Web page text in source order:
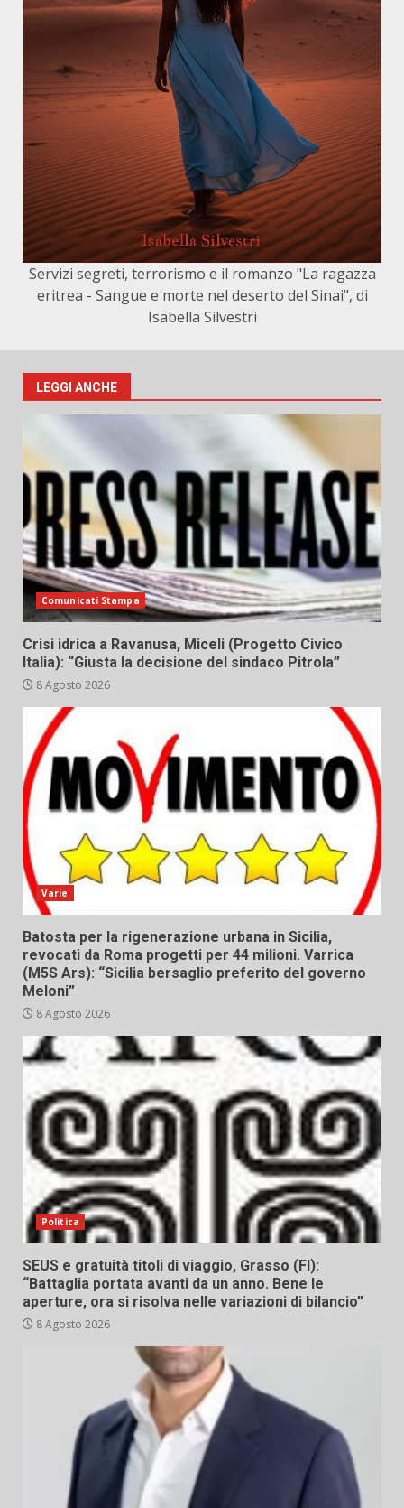
Servizi segreti, terrorismo e il romanzo "La ragazza
eritrea - Sangue e morte nel deserto del Sinai", di
Isabella Silvestri
LEGGI ANCHE
Comunicati Stampa
Crisi idrica a Ravanusa, Miceli (Progetto Civico
Italia): “Giusta la decisione del sindaco Pitrola”
8 Agosto 2026
Varie
Batosta per la rigenerazione urbana in Sicilia,
revocati da Roma progetti per 44 milioni. Varrica
(M5S Ars): “Sicilia bersaglio preferito del governo
Meloni”
8 Agosto 2026
Politica
SEUS e gratuità titoli di viaggio, Grasso (FI):
“Battaglia portata avanti da un anno. Bene le
aperture, ora si risolva nelle variazioni di bilancio”
8 Agosto 2026